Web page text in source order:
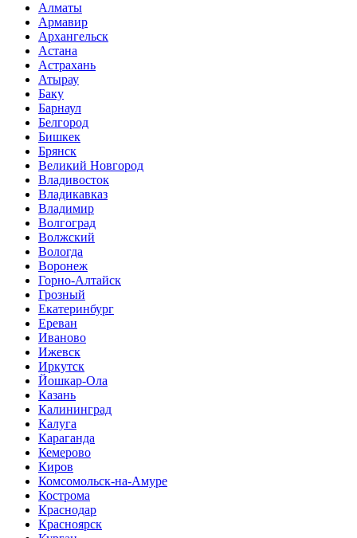
Алматы
Армавир
Архангельск
Астана
Астрахань
Атырау
Баку
Барнаул
Белгород
Бишкек
Брянск
Великий Новгород
Владивосток
Владикавказ
Владимир
Волгоград
Волжский
Вологда
Воронеж
Горно-Алтайск
Грозный
Екатеринбург
Ереван
Иваново
Ижевск
Иркутск
Йошкар-Ола
Казань
Калининград
Калуга
Караганда
Кемерово
Киров
Комсомольск-на-Амуре
Кострома
Краснодар
Красноярск